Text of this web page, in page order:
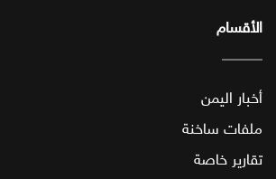
الأقسام
أخبار اليمن
ملفات ساخنة
تقارير خاصة